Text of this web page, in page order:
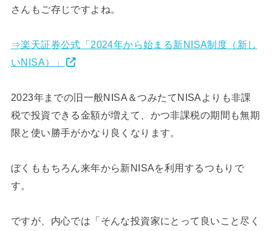
さんもご存じですよね。
⇒楽天証券公式「2024年から始まる新NISA制度（新し
いNISA）」
2023年までの旧一般NISA＆つみたてNISAよりも非課
税で投資できる金額が増えて、かつ非課税の期間も無期
限と使い勝手がかなり良くなります。
ぼくももちろん来年から新NISAを利用するつもりで
す。
ですが、内心では「そんな投資家にとって良いこと尽く